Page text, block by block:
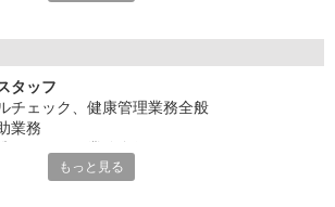
生制度でプライベートも充実
厚生制度あり！子育てと仕事の両立を応援◎
窓口やライフキャリア相談など、各相談窓
ッフに還元！
タッフ
チェック、健康管理業務全般
業務
もっと見る